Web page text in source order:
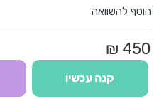
מציע מצב להוצאת אוויר ומשמש גם
מתאים לשימושים פרטיים ומקצועיים.
הוסף להשוואה
450 ₪
קנה עכשיו